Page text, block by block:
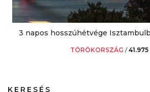
3 napos hosszúhétvége
TÖRÖKORSZÁG /41.975
KERESÉS